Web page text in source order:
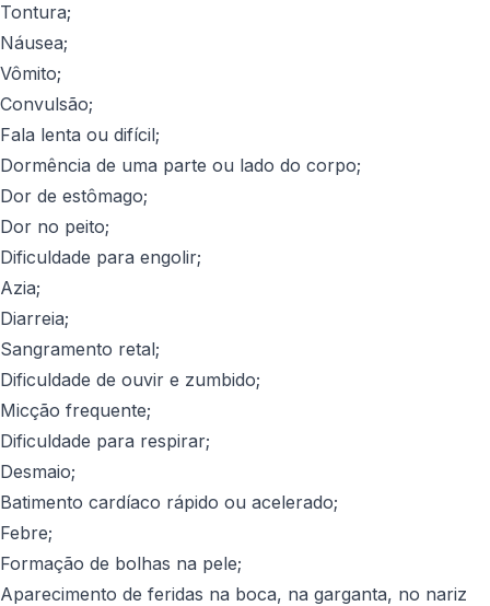
Tontura;
Náusea;
Vômito;
Convulsão;
Fala lenta ou difícil;
Dormência de uma parte ou lado do corpo;
Dor de estômago;
Dor no peito;
Dificuldade para engolir;
Azia;
Diarreia;
Sangramento retal;
Dificuldade de ouvir e zumbido;
Micção frequente;
Dificuldade para respirar;
Desmaio;
Batimento cardíaco rápido ou acelerado;
Febre;
Formação de bolhas na pele;
Aparecimento de feridas na boca, na garganta, no nariz